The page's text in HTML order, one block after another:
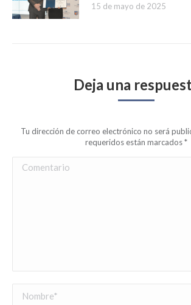
15 de mayo de 2025
Deja una
Tu dirección de correo electrónico no será
requeridos están marcados*
Comentario
Nombre *